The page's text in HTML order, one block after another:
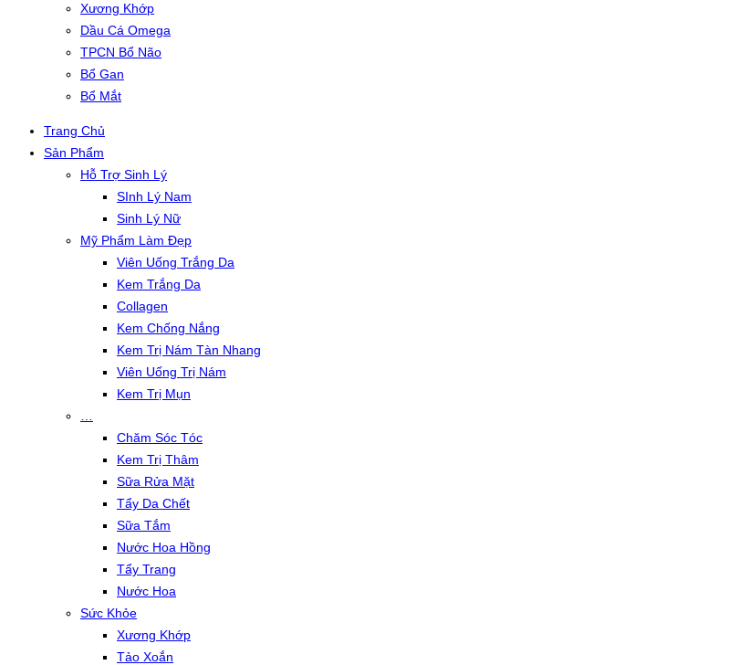
Xương Khớp
Dầu Cá Omega
TPCN Bổ Não
Bổ Gan
Bổ Mắt
Trang Chủ
Sản Phẩm
Hỗ Trợ Sinh Lý
SInh Lý Nam
Sinh Lý Nữ
Mỹ Phẩm Làm Đẹp
Viên Uống Trắng Da
Kem Trắng Da
Collagen
Kem Chống Nắng
Kem Trị Nám Tàn Nhang
Viên Uống Trị Nám
Kem Trị Mụn
Chăm Sóc Tóc
Kem Trị Thâm
Sữa Rửa Mặt
Tẩy Da Chết
Sữa Tắm
Nước Hoa Hồng
Tẩy Trang
Nước Hoa
Sức Khỏe
Xương Khớp
Tảo Xoắn